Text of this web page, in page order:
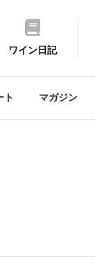
ワイン日記
ト マガジン